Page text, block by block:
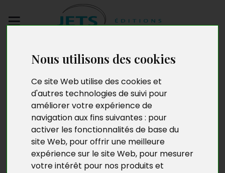
Nous utilisons des cookies
Ce site Web utilise des cookies et
d'autres technologies de suivi pour
améliorer votre expérience de
navigation aux fins suivantes : pour
activer les fonctionnalités de base du
site Web, pour offrir une meilleure
expérience sur le site Web, pour mesurer
votre intérêt pour nos produits et
Envoyez votre
manuscrit
Georges Ferrières
Vrai Parisien de souche, Georges Ferrières demeure en
Essonne depuis 1970. Son nécessaire métier d’ingénieur
ne l’empêcha nullement de donner des concerts de